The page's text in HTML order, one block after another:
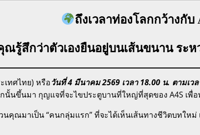
ถึงเวลาท่องโลกกว้างกับ
รู้สึกว่าตัวเองยืนอยู่บนเส้นขนาน ระห
เทศไทย) หรือวันที่ 4 มีนาคม 2569 เวลา 18.00 น. ตามเว
นั้นขึ้นมา กุญแจที่จะไขประตูบานที่ใหญ่ที่สุดของ A4S เ
คุณมาเป็น “คนกลุ่มแรก” ที่จะได้เห็นเส้นทางชีวิตบทให